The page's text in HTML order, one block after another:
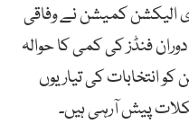
الیکشن کمیشن نے وفاقی
فنڈز کی کمی کا حوالہ
انتخابات کی تیاریوں
پیش آرہی ہیں۔